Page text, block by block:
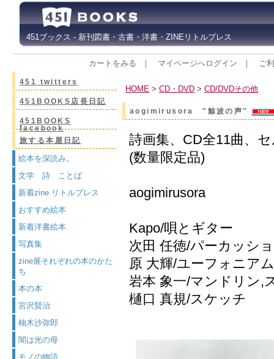
451ブックス - 新刊図書・古書・洋書・ZINEリトルプレス
カートをみる ｜ マイページへログイン ｜ ご
451 twitters
451BOOKS店長日記
451BOOKS
facebook
旅する本屋日記
絵本を深読み。
文学 詩 ことば
新着zine リトルプレス
おすすめ絵本
新着洋書絵本
写真集
zine展それぞれの本のかた
ち
本の本
宮沢賢治
柚木沙弥郎
闇は光の母
モノの物語
HOME > CD・DVD > CD/DVDその他
aogimirusora "鯨波の声"
詩画集、CD全11曲、
(数量限定品)
aogimirusora
Kapo/唄とギター
次田 任徳/パーカッシ
原 大輝/ユーフォニアム
岩本 象一/マンドリン,
樋口 真規/スケッチ